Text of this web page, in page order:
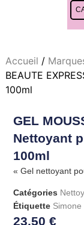
Accueil /
BEAUTE
100ml
GEL
Nettoyant
100ml
« Gel nettoyant
Catégories
Étiquette
23,50€